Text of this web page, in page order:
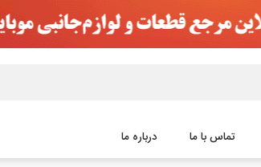
تماس با ما درباره ما